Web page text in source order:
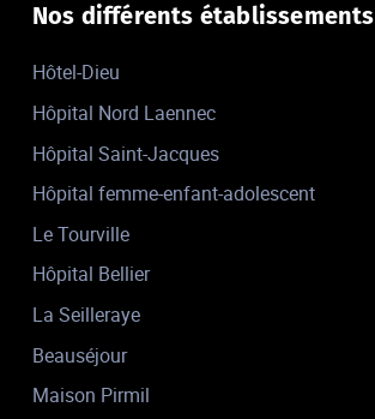
Nos différents établissements
Hôtel-Dieu
Hôpital Nord Laennec
Hôpital Saint-Jacques
Hôpital femme-enfant-adolescent
Le Tourville
Hôpital Bellier
La Seilleraye
Beauséjour
Maison Pirmil